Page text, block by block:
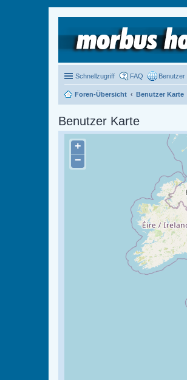
Schnellzugriff FAQ Benutzer
Foren-Übersicht Benutzer Karte
Benutzer Karte
+
−